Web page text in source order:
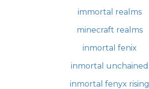
immortal realms
minecraft realms
inmortal fenix
inmortal unchained
inmortal fenyx rising